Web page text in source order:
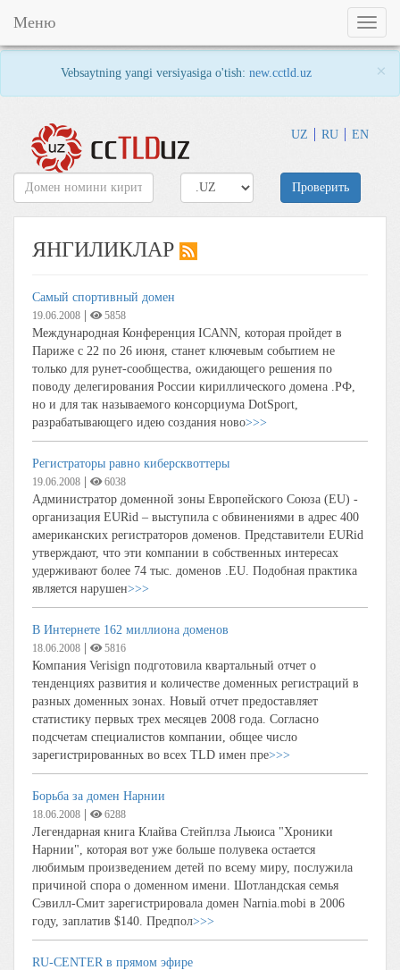
Vebsaytning yangi versiyasiga o'tish: new.cctld.uz ×
UZ RU EN
Toggle
Меню
Проверить
ЯНГИЛИКЛАР
Самый спортивный домен
19.06.2008 5858
Международная Конференция ICANN, которая пройдет в
Париже с 22 по 26 июня, станет ключевым событием не
только для рунет-сообщества, ожидающего решения по
поводу делегирования России кириллического домена .РФ,
но и для так называемого консорциума DotSport,
разрабатывающего идею создания ново>>>
Регистраторы равно киберсквоттеры
19.06.2008 6038
Администратор доменной зоны Европейского Союза (EU) -
организация EURid – выступила с обвинениями в адрес 400
американских регистраторов доменов. Представители EURid
утверждают, что эти компании в собственных интересах
удерживают более 74 тыс. доменов .EU. Подобная практика
является нарушен>>>
В Интернете 162 миллиона доменов
18.06.2008 5816
Компания Verisign подготовила квартальный отчет о
тенденциях развития и количестве доменных регистраций в
разных доменных зонах. Новый отчет предоставляет
статистику первых трех месяцев 2008 года. Согласно
подсчетам специалистов компании, общее число
зарегистрированных во всех TLD имен пре>>>
Борьба за домен Нарнии
18.06.2008 6288
Легендарная книга Клайва Стейплза Льюиса "Хроники
Нарнии", которая вот уже больше полувека остается
любимым произведением детей по всему миру, послужила
причиной спора о доменном имени. Шотландская семья
Сэвилл-Смит зарегистрировала домен Narnia.mobi в 2006
году, заплатив $140. Предпол>>>
RU-CENTER в прямом эфире